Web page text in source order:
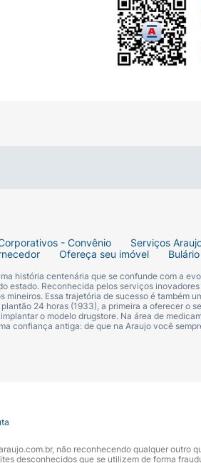
a caspa e suaviza o cabelo.
caspa* e suave com o seu
n° 1 do mundo***
- Convênio Serviços
Ofereça seu imóvel Bulário
história centenária que se confunde com a
estado. Reconhecida pelos serviços
Essa trajetória de sucesso é também
24 horas (1933), a primeira a oferecer o
o modelo drugstore. Na área de
confiança antiga: de que na Araujo você
não reconhecendo qualquer outro
desconhecidos que se utilizem de forma